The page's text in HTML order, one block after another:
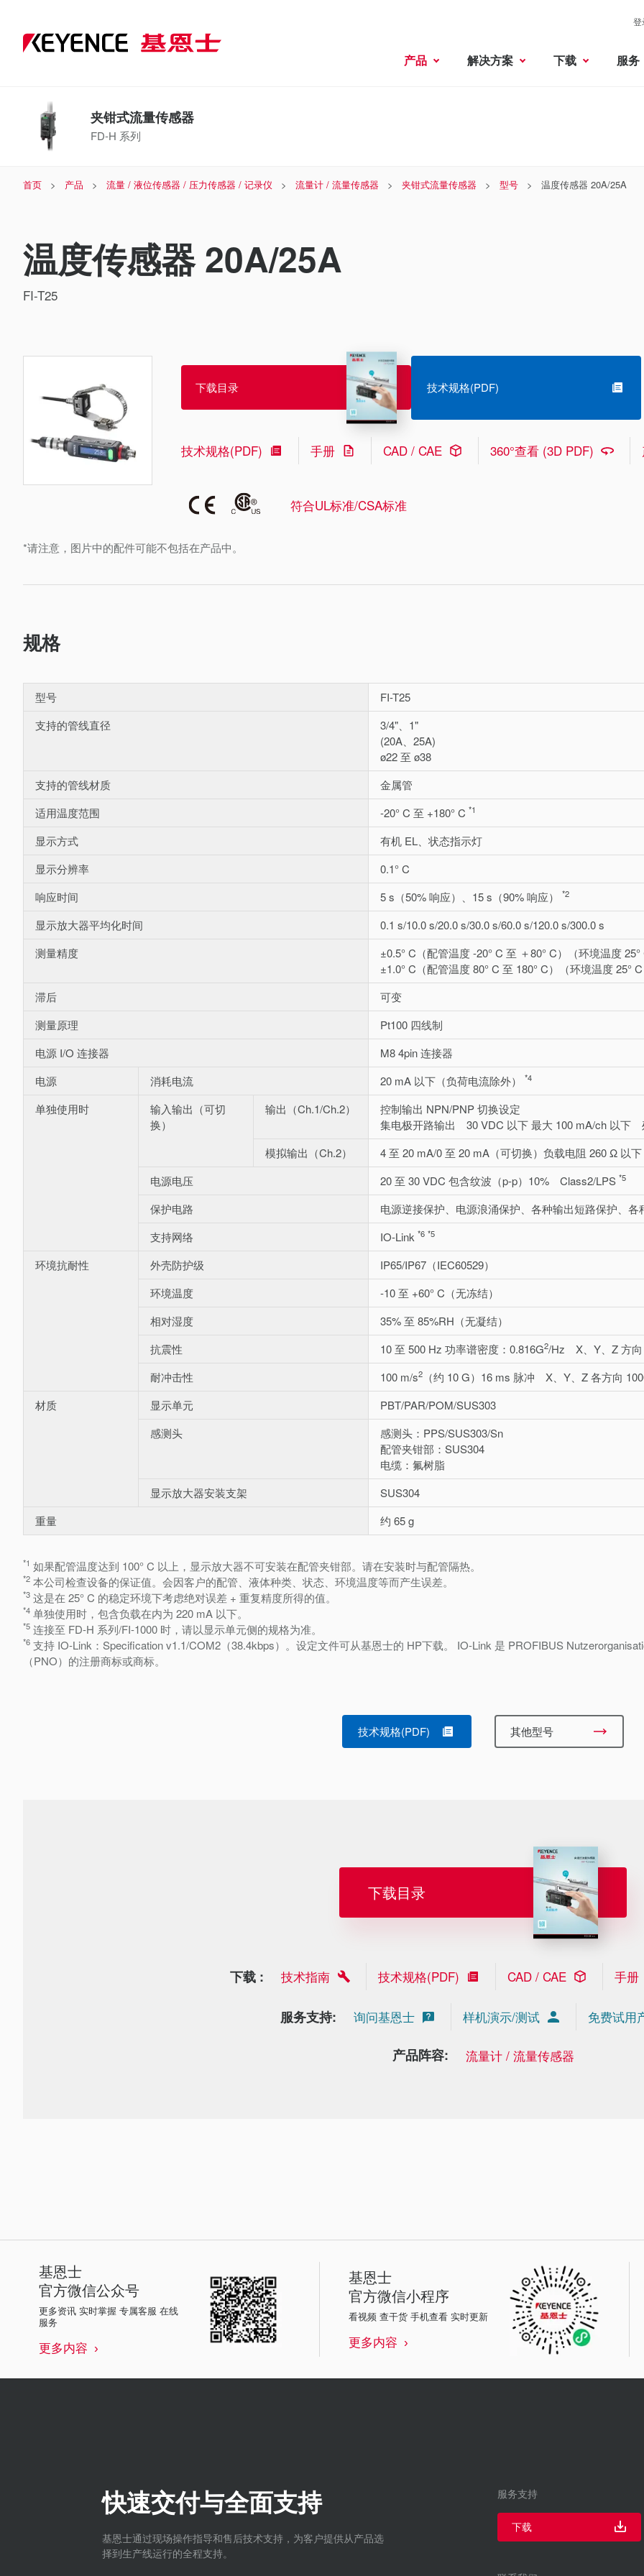
登
产品 解决方案 下载 服务
夹钳式流量传感器
FD-H 系列
首页 产品 流量 / 液位传感器 / 压力传感器 / 记录仪 流量计 / 流量传感器 夹钳式流量传感器 型号 温度传感器 20A/25A
温度传感器 20A/25A
FI-T25
*请注意，图片中的配件可能不包括在产品中。
下载目录 技术规格(PDF)
技术规格(PDF) 手册 CAD / CAE 360°查看 (3D PDF)
符合UL标准/CSA标准
规格
型号
FI-T25
支持的管线直径
3/4"、1"
(20A、25A)
ø22 至 ø38
支持的管线材质
金属管
适用温度范围
-20° C 至 +180° C *1
显示方式
有机 EL、状态指示灯
显示分辨率
0.1° C
响应时间
5 s（50% 响应）、15 s（90% 响应） *2
显示放大器平均化时间
0.1 s/10.0 s/20.0 s/30.0 s/60.0 s/120.0 s/300.0 s
测量精度
±0.5° C（配管温度 -20° C 至 ＋80° C）（环境温度
±1.0° C（配管温度 80° C 至 180° C）（环境温度 25°
滞后
可变
测量原理
Pt100 四线制
电源 I/O 连接器
M8 4pin 连接器
电源
消耗电流 20 mA 以下（负荷电流除外） *4
单独使用时
输入输出（可切
换）
输出（Ch.1/Ch.2）
控制输出 NPN/PNP 切换设定
集电极开路输出 30 VDC 以下 最大 100 mA/ch 以下
模拟输出（Ch.2）
4 至 20 mA/0 至 20 mA（可切换）负载电阻 260 Ω 以下
电源电压
20 至 30 VDC 包含纹波（p-p）10% Class2/LPS *5
保护电路
电源逆接保护、电源浪涌保护、各种输出短路保护、
支持网络
IO-Link *6 *5
环境抗耐性 外壳防护级
IP65/IP67（IEC60529）
环境温度
-10 至 +60° C（无冻结）
相对湿度
35% 至 85%RH（无凝结）
抗震性
10 至 500 Hz 功率谱密度：0.816G2/Hz X、Y、Z 方向
耐冲击性
100 m/s2 （约 10 G）16 ms 脉冲 X、Y、Z 各方向
材质
显示单元
PBT/PAR/POM/SUS303
感测头
感测头：PPS/SUS303/Sn
配管夹钳部：SUS304
电缆：氟树脂
显示放大器安装支架
SUS304
重量
约 65 g
*1 如果配管温度达到 100° C 以上，显示放大器不可安装在配管夹钳部。请在安装时与配管隔热。
*2 本公司检查设备的保证值。会因客户的配管、液体种类、状态、环境温度等而产生误差。
*3 这是在 25° C 的稳定环境下考虑绝对误差 + 重复精度所得的值。
*4 单独使用时，包含负载在内为 220 mA 以下。
*5 连接至 FD-H 系列/FI-1000 时，请以显示单元侧的规格为准。
*6 支持 IO-Link：Specification v1.1/COM2（38.4kbps）。设定文件可从基恩士的 HP下载。 IO-Link 是 PROFIBUS
（PNO）的注册商标或商标。
技术规格(PDF) 其他型号
下载目录
下载 : 技术指南 技术规格(PDF) CAD / CAE 手册
服务支持: 询问基恩士 样机演示/测试 免费试用
产品阵容: 流量计 / 流量传感器
基恩士
官方微信公众号
更多资讯 实时掌握 专属客服 在线
服务
更多内容
基恩士
官方微信小程序
看视频 查干货 手机查看 实时更新
更多内容
快速交付与全面支持
基恩士通过现场操作指导和售后技术支持，为客户提供从产品选
择到生产线运行的全程支持。
服务支持
下载